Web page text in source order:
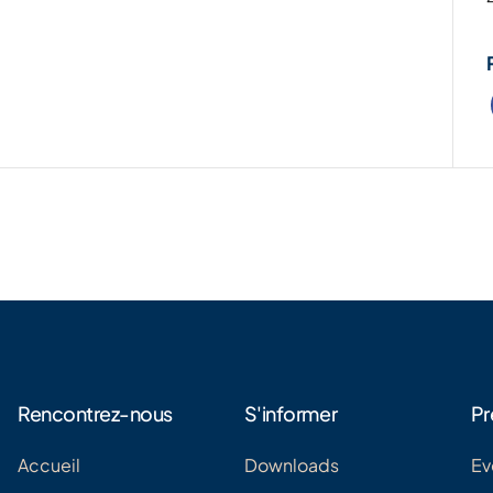
Rencontrez-nous
Accueil
S'informer
Downloads